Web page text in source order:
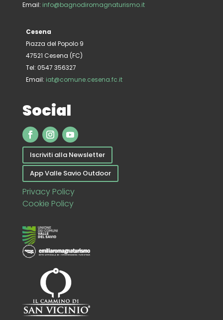
Email: info@bagnodiromagnaturismo.it
Cesena
Piazza del Popolo 9
47521 Cesena (FC)
Tel: 0547 356327
Email: iat@comune.cesena.fc.it
Social
Iscriviti alla Newsletter
App Valle Savio Outdoor
Privacy Policy
Cookie Policy